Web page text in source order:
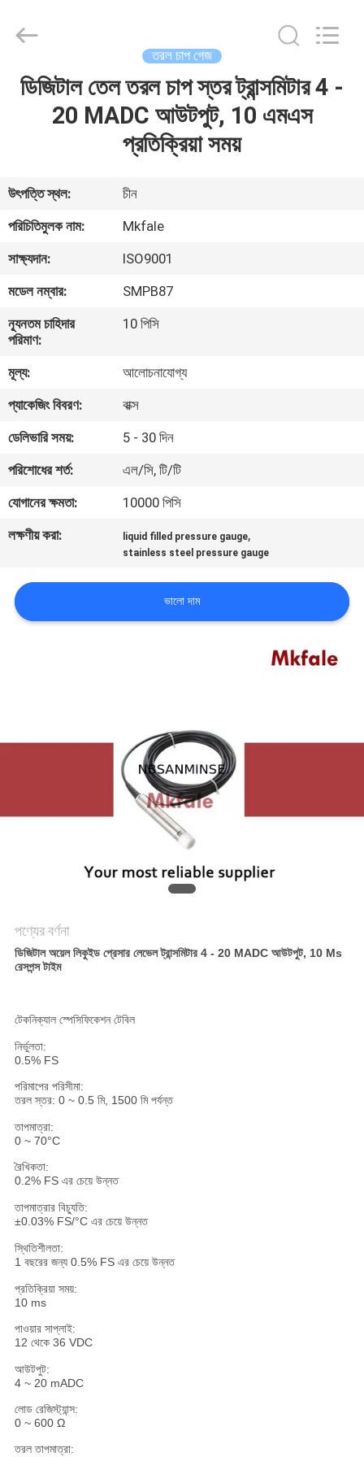
বাড়ি
আমাদের
সম্পর্কে
কারখানা
ভ্রমণ
নিয়ন্ত্রণ
যোগাযোগ
করুন
খবর
জন্য
আবেদন
Export
Reserved.
তরল চাপ গেজ
ডিজিটাল তেল তরল চাপ স্তর ট্রান্সমিটার 4 -
20 MADC আউটপুট, 10 এমএস
প্রতিক্রিয়া সময়
উৎপত্তি স্থল:
চীন
পরিচিতিমুলক নাম:
Mkfale
সাক্ষ্যদান:
ISO9001
মডেল নম্বার:
SMPB87
ন্যূনতম চাহিদার
পরিমাণ:
10 পিসি
মূল্য:
আলোচনাযোগ্য
প্যাকেজিং বিবরণ:
বাক্স
ডেলিভারি সময়:
5 - 30 দিন
পরিশোধের শর্ত:
এল/সি, টি/টি
যোগানের ক্ষমতা:
10000 পিসি
লক্ষণীয় করা:
liquid filled pressure gauge,
stainless steel pressure gauge
ভালো দাম
পণ্যের বর্ণনা
ডিজিটাল অয়েল লিকুইড প্রেসার লেভেল ট্রান্সমিটার 4 - 20 MADC আউটপুট, 10 Ms
রেসপন্স টাইম
টেকনিক্যাল স্পেসিফিকেশন টেবিল
নির্ভুলতা:
0.5% FS
পরিমাপের পরিসীমা:
তরল স্তর: 0 ~ 0.5 মি, 1500 মি পর্যন্ত
তাপমাত্রা:
0 ~ 70°C
রৈখিকতা:
0.2% FS এর চেয়ে উন্নত
তাপমাত্রার বিচ্যুতি:
±0.03% FS/°C এর চেয়ে উন্নত
স্থিতিশীলতা:
1 বছরের জন্য 0.5% FS এর চেয়ে উন্নত
প্রতিক্রিয়া সময়:
10 ms
পাওয়ার সাপ্লাই:
12 থেকে 36 VDC
আউটপুট:
4 ~ 20 mADC
লোড রেজিস্ট্যান্স:
0 ~ 600 Ω
তরল তাপমাত্রা: